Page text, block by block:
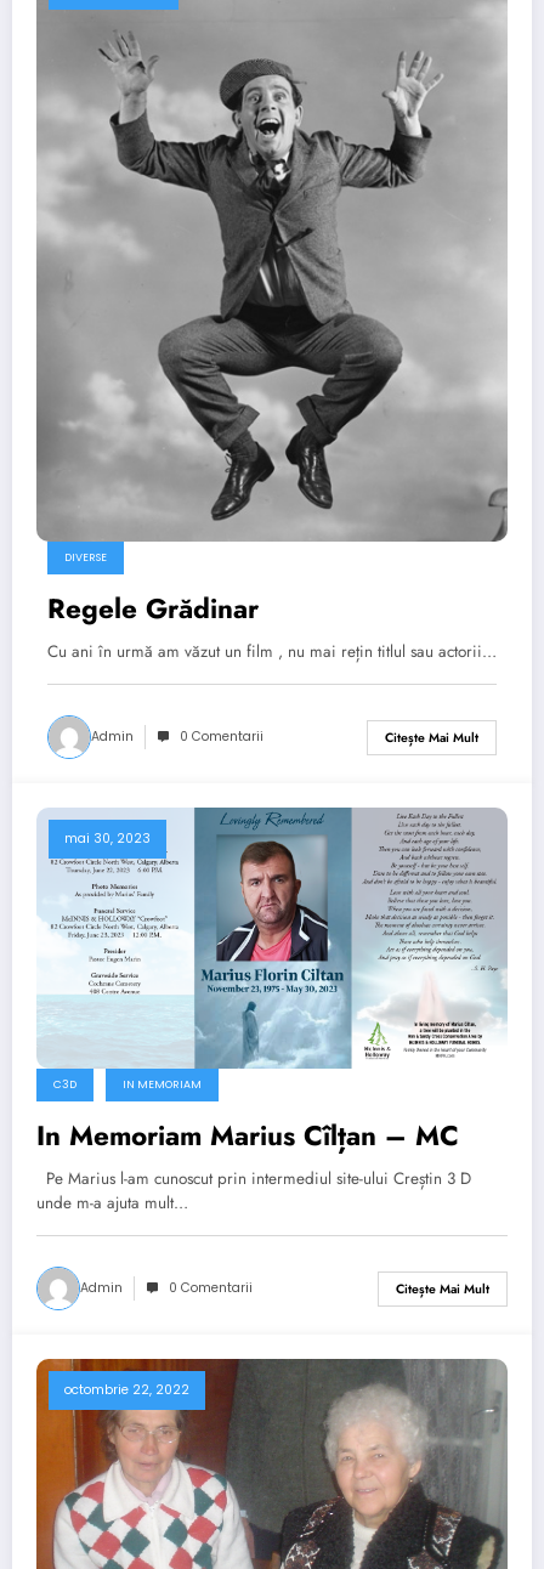
DIVERSE
Regele Grădinar
Cu ani în urmă am văzut un film , nu mai rețin titlul sau actorii…
Admin 0 Comentarii Citește Mai Mult
mai 30, 2023
C3D IN MEMORIAM
In Memoriam Marius Cîlțan – MC
Pe Marius l-am cunoscut prin intermediul site-ului Creștin 3 D
unde m-a ajuta mult…
Admin 0 Comentarii Citește Mai Mult
octombrie 22, 2022